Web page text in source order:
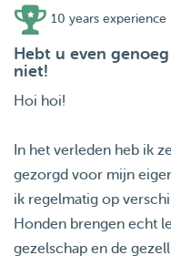
10 years experience
Hebt u even
niet!
Hoi hoi!
In het verleden heb ik
gezorgd voor mijn
ik regelmatig op
Honden brengen echt
gezelschap en de